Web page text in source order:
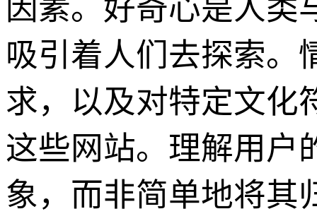
因素。好奇心是人类
吸引着人们去探索。
求，以及对特定文化
这些网站。理解用户
象，而非简单地将其